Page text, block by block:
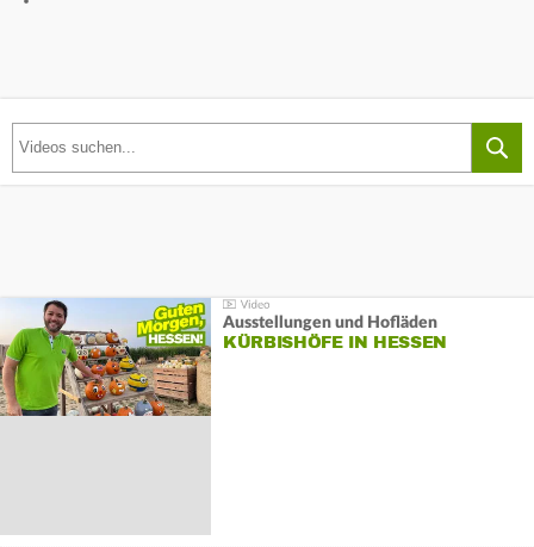
Ausstellungen und Hofläden
KÜRBISHÖFE IN HESSEN